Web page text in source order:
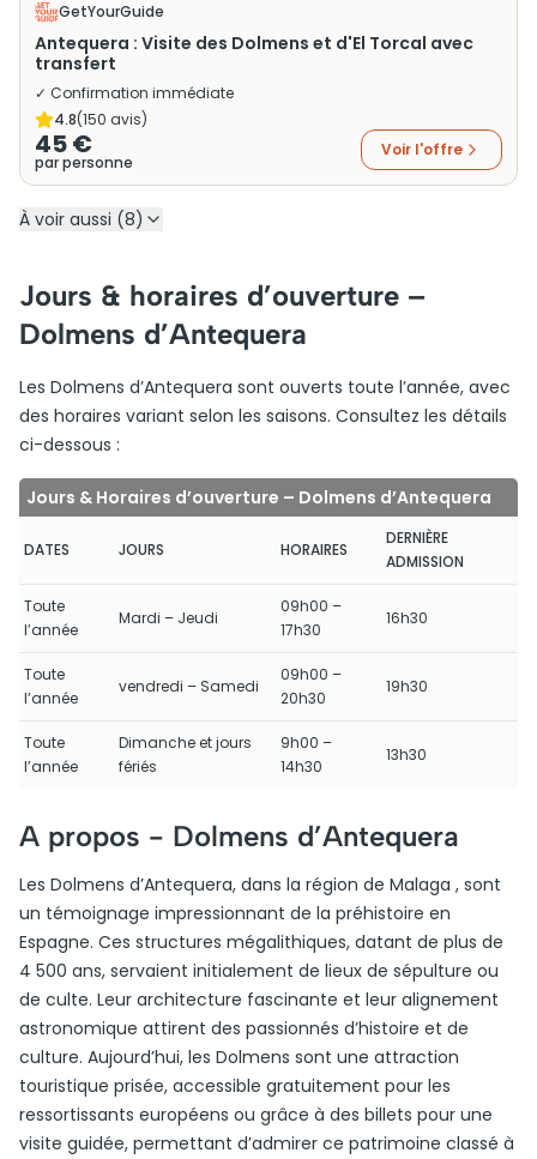
GetYourGuide
Antequera : Visite des Dolmens et d'El Torcal avec
transfert
✓ Confirmation immédiate
4.8(150 avis)
45 €
par personne
Voir l'offre
À voir aussi (8)
Jours & horaires d’ouverture –
Dolmens d’Antequera
Les Dolmens d’Antequera sont ouverts toute l’année, avec
des horaires variant selon les saisons. Consultez les détails
ci-dessous :
Jours & Horaires d’ouverture – Dolmens d’Antequera
DATES JOURS HORAIRES
DERNIÈRE
ADMISSION
Toute
l’année
Mardi – Jeudi
09h00 –
17h30
16h30
Toute
l’année
vendredi – Samedi
09h00 –
20h30
19h30
Toute
l’année
Dimanche et jours
fériés
9h00 –
14h30
13h30
A propos - Dolmens d’Antequera
Les Dolmens d’Antequera, dans la région de Malaga , sont
un témoignage impressionnant de la préhistoire en
Espagne. Ces structures mégalithiques, datant de plus de
4 500 ans, servaient initialement de lieux de sépulture ou
de culte. Leur architecture fascinante et leur alignement
astronomique attirent des passionnés d’histoire et de
culture. Aujourd’hui, les Dolmens sont une attraction
touristique prisée, accessible gratuitement pour les
ressortissants européens ou grâce à des billets pour une
visite guidée, permettant d’admirer ce patrimoine classé à